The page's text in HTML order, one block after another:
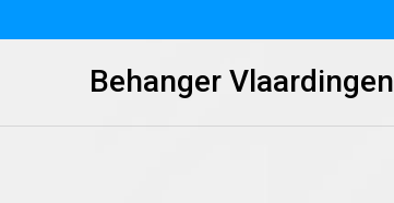
Behanger Vlaardingen